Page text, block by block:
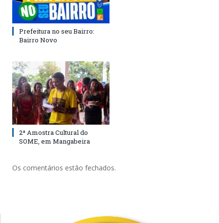
Prefeitura no seu Bairro:
Bairro Novo
2ª Amostra Cultural do
SOME, em Mangabeira
Os comentários estão fechados.